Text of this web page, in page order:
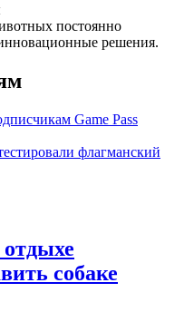
постоянно
решения.
Game Pass
флагманский
собаке